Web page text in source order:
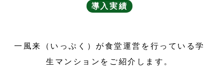
導入実績
一風来（いっぷく）が食堂運営を行っている学
生マンションをご紹介します。